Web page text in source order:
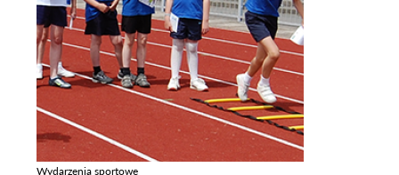
Wydarzenia sportowe